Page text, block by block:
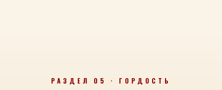
РАЗДЕЛ 05 · ГОРДОСТЬ